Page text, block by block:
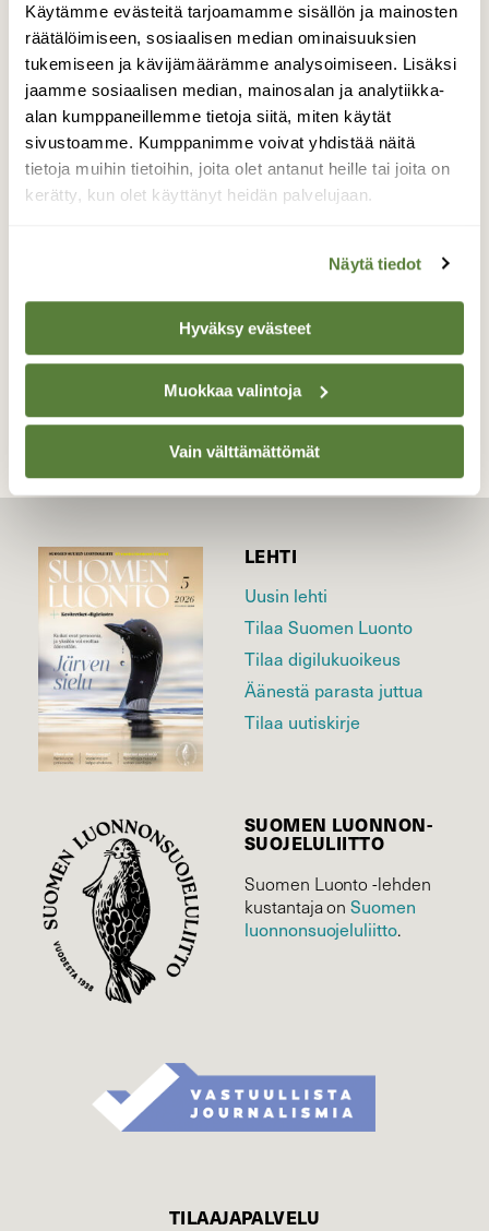
Käytämme evästeitä tarjoamamme sisällön ja mainosten
räätälöimiseen, sosiaalisen median ominaisuuksien
tukemiseen ja kävijämäärämme analysoimiseen. Lisäksi
jaamme sosiaalisen median, mainosalan ja analytiikka-
alan kumppaneillemme tietoja siitä, miten käytät
sivustoamme. Kumppanimme voivat yhdistää näitä
tietoja muihin tietoihin, joita olet antanut heille tai joita on
kerätty, kun olet käyttänyt heidän palvelujaan.
Näytä tiedot
Hyväksy evästeet
Muokkaa valintoja
Vain välttämättömät
Ruusupensas nyt
kauneimmillaan!
Tämä värikäs ruusupensas oli ihan pakko
kuvata,oli niin kauniit värit!
Valokuvaaja: Sirpa Jyske, virrat 31.10-16
TAKAISIN LISTAAN
LEHTI
Uusin lehti
Tilaa Suomen Luonto
Tilaa digilukuoikeus
Äänestä parasta juttua
Tilaa uutiskirje
SUOMEN LUONNON­
SUOJELU­LIITTO
Suomen Luonto -lehden
kustantaja onSuomen
luonnonsuojelu­liitto.
TILAAJAPALVELU